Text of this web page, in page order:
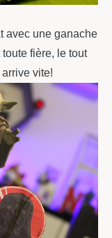
avec une ganache
fière, le tout
vite!